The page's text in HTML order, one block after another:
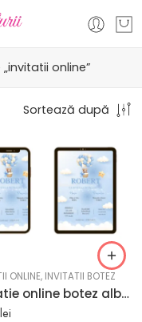
online”
Sortează după
ONLINE, INVITATII BOTEZ
Invitatie online botez albastra cu baloane
lei